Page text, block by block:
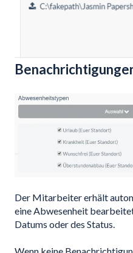
Der Mitarbeiter erhält
eine Abwesenheit
Datums oder des Status.